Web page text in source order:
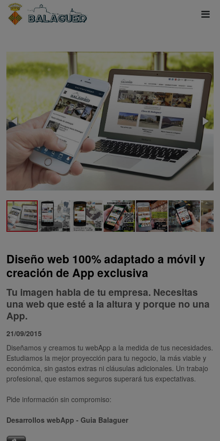
Diseño web 100% adaptado a móvil y
creación de App exclusiva
Tu imagen habla de tu empresa. Necesitas
una web que esté a la altura y porque no una
App.
21/09/2015
Diseñamos y creamos tu webApp a la medida de tus necesidades.
Estudiamos la mejor proyección para tu negocio, la más viable y
económica, sin gastos extras ni cláusulas adicionales. Un trabajo
profesional, queestamos seguros superará tus expectativas.
Pide información sin compromiso:
Desarrollos webApp - Guia Balaguer